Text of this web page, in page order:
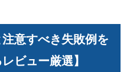
意すべき失敗例を
ビュー厳選】